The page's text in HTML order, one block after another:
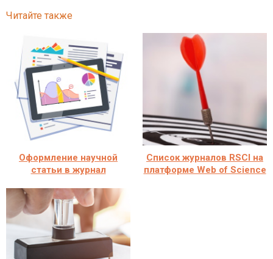
Читайте также
Оформление научной
статьи в журнал
Cписок журналов RSCI на
платформе Web of Science